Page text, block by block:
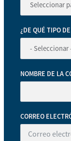
¿DE QUÉ TIPO
NOMBRE DE LA
CORREO